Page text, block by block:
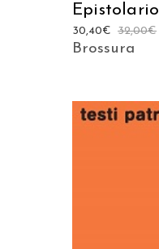
Epistolario
32,00€
30,40€
Brossura